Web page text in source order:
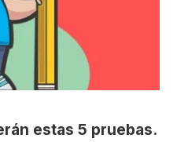
estas 5 pruebas.